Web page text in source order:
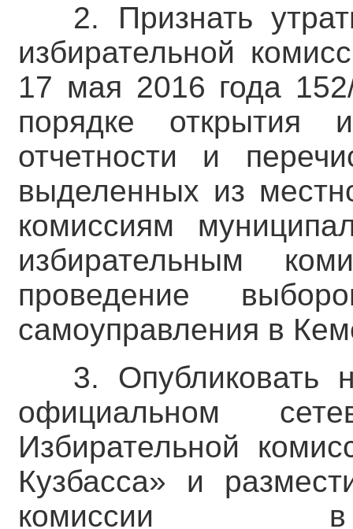
2. Признать
избирательной
17 мая 2016 года
порядке открытия
отчетности и
выделенных из
комиссиям
избирательным
проведение
самоуправления в
3. Опубликовать
официальном
Избирательной
Кузбасса» и
комиссии в